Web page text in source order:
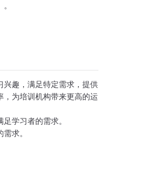
兴趣，满足特定需求，提供
为培训机构带来更高的运
学习者的需求。
求。